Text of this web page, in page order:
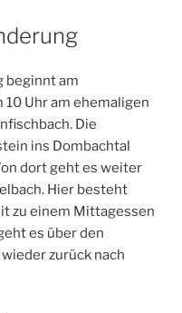
beginnt am
Uhr am ehemaligen
Die
ins Dombachtal
dort geht es weiter
Hier besteht
zu einem Mittagessen
es über den
zurück nach